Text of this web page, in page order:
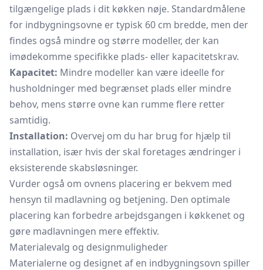
tilgængelige plads i dit køkken nøje. Standardmålene
for indbygningsovne er typisk 60 cm bredde, men der
findes også mindre og større modeller, der kan
imødekomme specifikke plads- eller kapacitetskrav.
Kapacitet: Mindre modeller kan være ideelle for
husholdninger med begrænset plads eller mindre
behov, mens større ovne kan rumme flere retter
samtidig.
Installation: Overvej om du har brug for hjælp til
installation, især hvis der skal foretages ændringer i
eksisterende skabsløsninger.
Vurder også om ovnens placering er bekvem med
hensyn til madlavning og betjening. Den optimale
placering kan forbedre arbejdsgangen i køkkenet og
gøre madlavningen mere effektiv.
Materialevalg og designmuligheder
Materialerne og designet af en indbygningsovn spiller